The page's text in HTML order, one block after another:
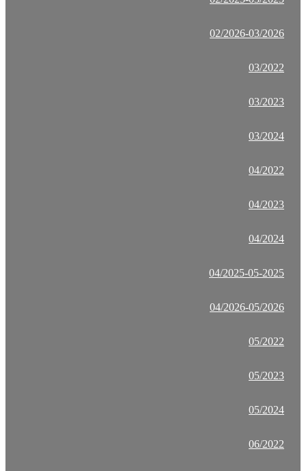
02/2026-03/2026
03/2022
03/2023
03/2024
04/2022
04/2023
04/2024
04/2025-05-2025
04/2026-05/2026
05/2022
05/2023
05/2024
06/2022